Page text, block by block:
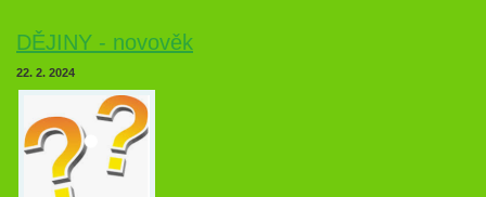
DĚJINY - novověk
22. 2. 2024